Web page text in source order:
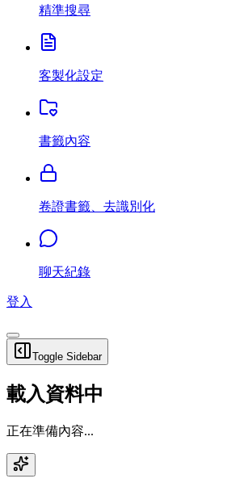
精準搜尋
客製化設定
書籤內容
卷證書籤、去識別化
聊天紀錄
登入
Toggle Sidebar
載入資料中
正在準備內容...